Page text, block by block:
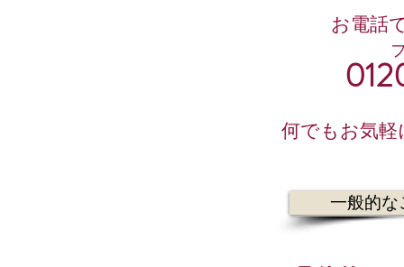
お電話
何でもお気
一般的な